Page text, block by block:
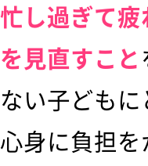
忙し過ぎて
を見直すこと
ない子ども
心身に負担を